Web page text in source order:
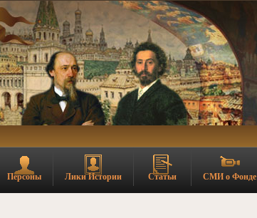
Персоны Лики Истории Статьи СМИ о Фонде